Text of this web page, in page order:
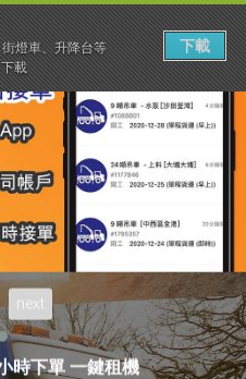
next
時下單 一鍵租機
燈車、升降台等
載
下載